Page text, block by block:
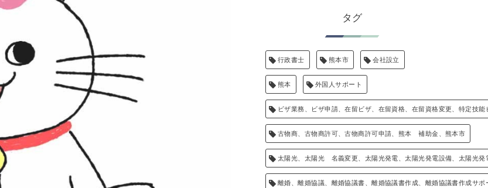
タグ
行政書士 熊本市 会社設立
熊本 外国人サポート
ビザ業務、ビザ申請、在留ビザ、在留資格、在留資格変更、特定技能
古物商、古物商許可、古物商許可申請、熊本 補助金、熊本市
太陽光、太陽光 名義変更、太陽光発電、太陽光発電設備、太陽光
離婚、離婚協議、離婚協議書、離婚協議書作成、離婚協議書作成サポ